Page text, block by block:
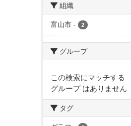
組織
富山市 - 2
グループ
この検索にマッチする
グループ はありません
タグ